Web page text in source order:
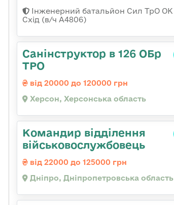
Інженерний батальйон Сил ТрО ОК
Схід (в/ч А4806)
Санінструктор в 126 ОБр
ТРО
від 20000 до 120000 грн
Херсон, Херсонська область
Командир відділення
військовослужбовець
від 22000 до 125000 грн
Дніпро, Дніпропетровська область